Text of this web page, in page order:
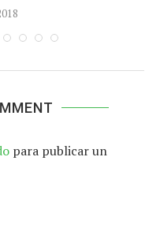
para publicar un